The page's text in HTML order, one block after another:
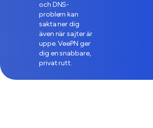
och DNS-
problem kan
sakta ner dig
även när sajter är
uppe. VeePN ger
dig en snabbare,
privat rutt.